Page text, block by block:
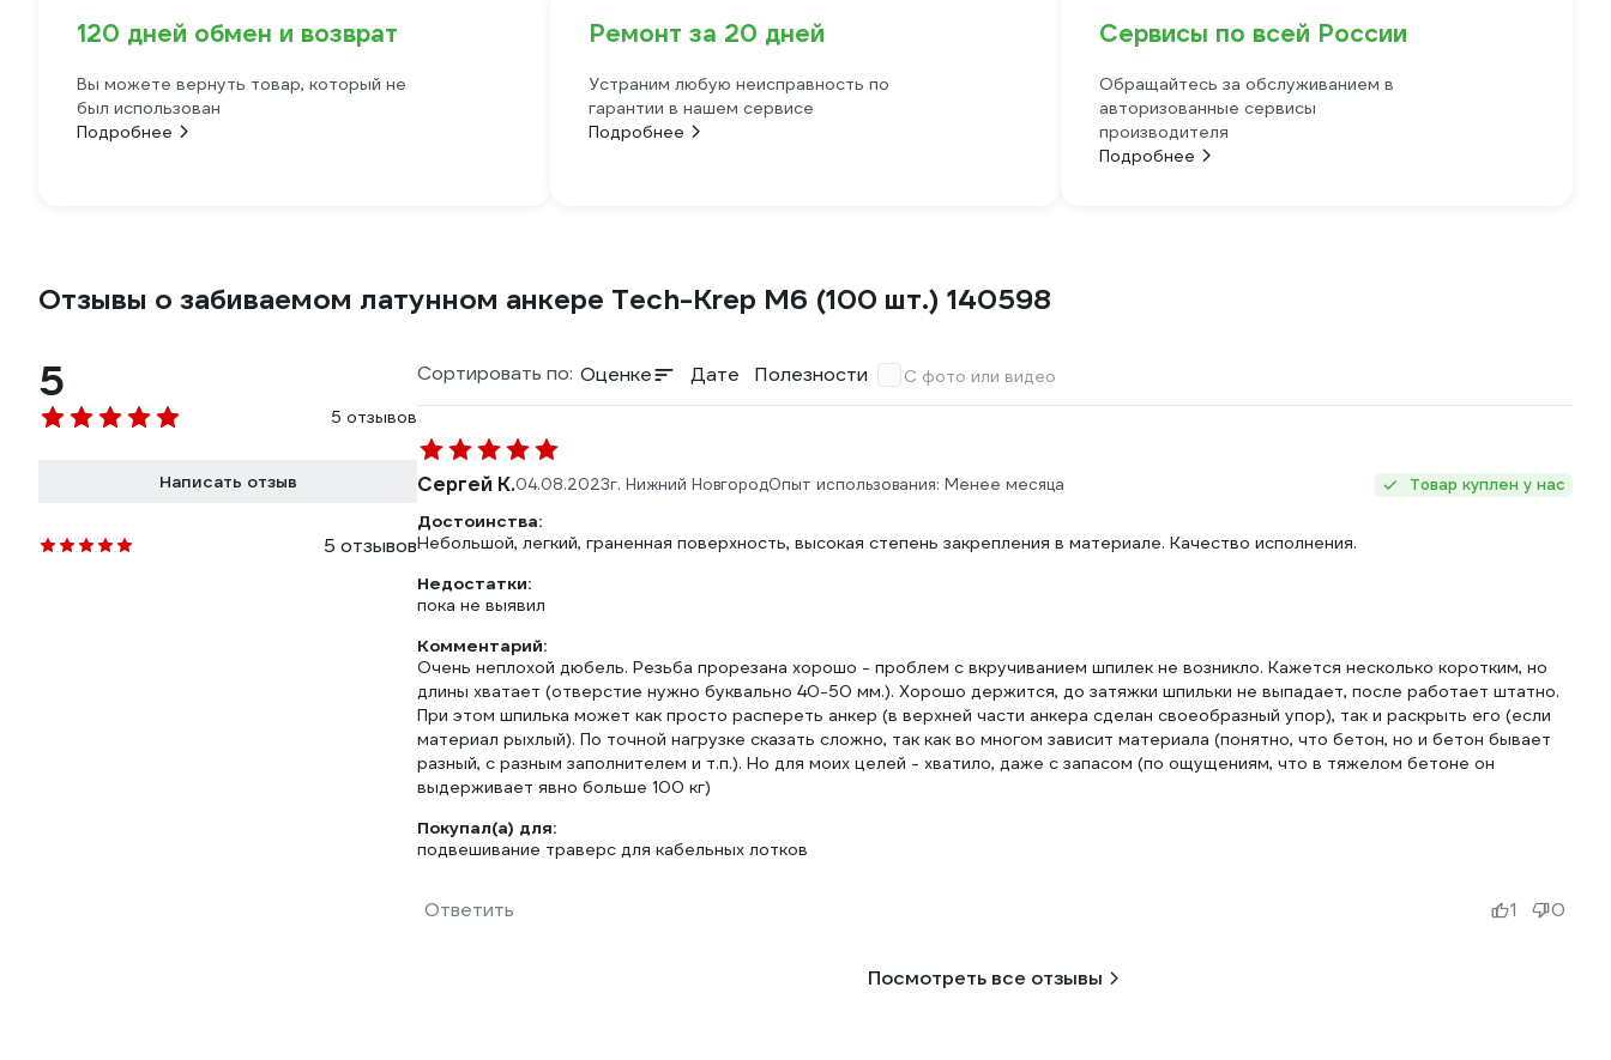
120 дней обмен и возврат
Вы можете вернуть товар, который не
был использован
Подробнее
Ремонт за 20 дней
Устраним любую неисправность по
гарантии в нашем сервисе
Подробнее
Сервисы по всей России
Обращайтесь за обслуживанием в
авторизованные сервисы
производителя
Подробнее
Отзывы о забиваемом латунном анкере Tech-Krep М6 (100 шт.) 140598
5
5 отзывов
Написать отзыв
5 отзывов
Сортировать по: Оценке Дате Полезности С фото или видео
Сергей К.04.08.2023г. Нижний НовгородОпыт использования: Менее месяца Товар куплен у нас
Достоинства:
Небольшой, легкий, граненная поверхность, высокая степень закрепления в материале. Качество исполнения.
Недостатки:
пока не выявил
Комментарий:
Очень неплохой дюбель. Резьба прорезана хорошо - проблем с вкручиванием шпилек не возникло. Кажется несколько коротким, но
длины хватает (отверстие нужно буквально 40-50 мм.). Хорошо держится, до затяжки шпильки не выпадает, после работает штатно.
При этом шпилька может как просто распереть анкер (в верхней части анкера сделан своеобразный упор), так и раскрыть его (если
материал рыхлый). По точной нагрузке сказать сложно, так как во многом зависит материала (понятно, что бетон, но и бетон бывает
разный, с разным заполнителем и т.п.). Но для моих целей - хватило, даже с запасом (по ощущениям, что в тяжелом бетоне он
выдерживает явно больше 100 кг)
Покупал(а) для:
подвешивание траверс для кабельных лотков
Ответить 1 0
Посмотреть все отзывы